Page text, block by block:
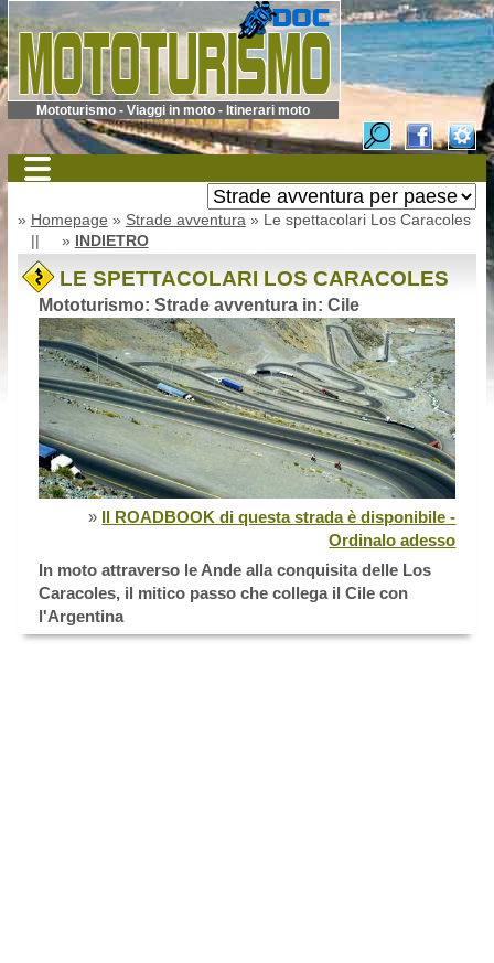
Mototurismo - Viaggi in moto - Itinerari moto
» Homepage » Strade avventura » Le spettacolari Los Caracoles
|| » INDIETRO
LE SPETTACOLARI LOS CARACOLES
Mototurismo: Strade avventura in: Cile
» Il ROADBOOK di questa strada è disponibile -
Ordinalo adesso
In moto attraverso le Ande alla conquisita delle Los
Caracoles, il mitico passo che collega il Cile con
l'Argentina